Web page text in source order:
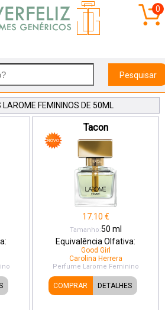
0
Pesquisar
LAROME FEMININOS DE 50ML
Tacon
17.10 €
Tamanho:50 ml
Equivalência Olfativa:
Good Girl
Carolina Herrera
Perfume Larome Feminino
COMPRAR DETALHES